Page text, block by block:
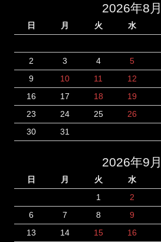
2026年8月
日 月 火 水
2
3 4 5
9
10 11 12
16
17 18 19
23
24 25 26
30
31
2026年9月
日 月 火 水
1
2
6
7 8 9
13
14 15 16